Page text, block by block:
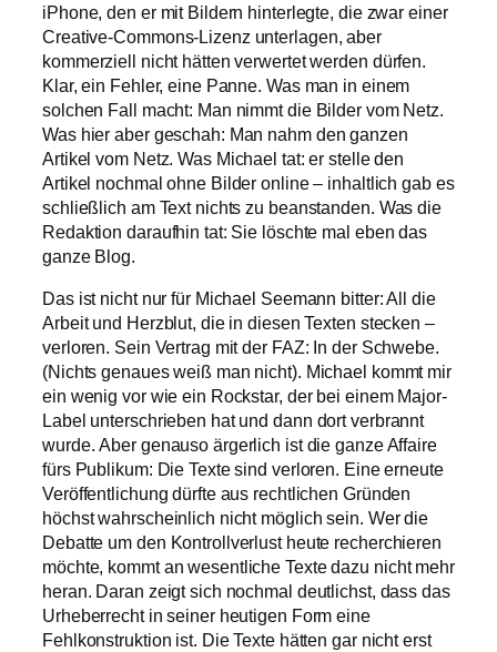
iPhone, den er mit Bildern hinterlegte, die zwar einer
Creative-Commons-Lizenz unterlagen, aber
kommerziell nicht hätten verwertet werden dürfen.
Klar, ein Fehler, eine Panne. Was man in einem
solchen Fall macht: Man nimmt die Bilder vom Netz.
Was hier aber geschah: Man nahm den ganzen
Artikel vom Netz. Was Michael tat: er stelle den
Artikel nochmal ohne Bilder online – inhaltlich gab es
schließlich am Text nichts zu beanstanden. Was die
Redaktion daraufhin tat: Sie löschte mal eben das
ganze Blog.
Das ist nicht nur für Michael Seemann bitter: All die
Arbeit und Herzblut, die in diesen Texten stecken –
verloren. Sein Vertrag mit der FAZ: In der Schwebe.
(Nichts genaues weiß man nicht). Michael kommt mir
ein wenig vor wie ein Rockstar, der bei einem Major-
Label unterschrieben hat und dann dort verbrannt
wurde. Aber genauso ärgerlich ist die ganze Affaire
fürs Publikum: Die Texte sind verloren. Eine erneute
Veröffentlichung dürfte aus rechtlichen Gründen
höchst wahrscheinlich nicht möglich sein. Wer die
Debatte um den Kontrollverlust heute recherchieren
möchte, kommt an wesentliche Texte dazu nicht mehr
heran. Daran zeigt sich nochmal deutlichst, dass das
Urheberrecht in seiner heutigen Form eine
Fehlkonstruktion ist. Die Texte hätten gar nicht erst